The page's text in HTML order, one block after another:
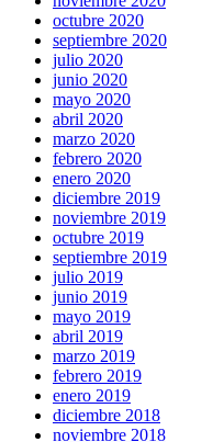
octubre 2020
septiembre 2020
julio 2020
junio 2020
mayo 2020
abril 2020
marzo 2020
febrero 2020
enero 2020
diciembre 2019
noviembre 2019
octubre 2019
septiembre 2019
julio 2019
junio 2019
mayo 2019
abril 2019
marzo 2019
febrero 2019
enero 2019
diciembre 2018
noviembre 2018